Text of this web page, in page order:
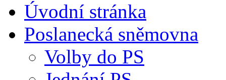
Úvodní stránka
Poslanecká sněmovna
Volby do PS